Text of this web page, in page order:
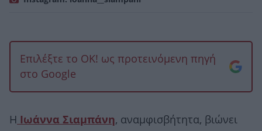
Επιλέξτε το OK! ως προτεινόμενη πηγή
στο Google
Η Ιωάννα Σιαμπάνη, αναμφισβήτητα, βιώνει